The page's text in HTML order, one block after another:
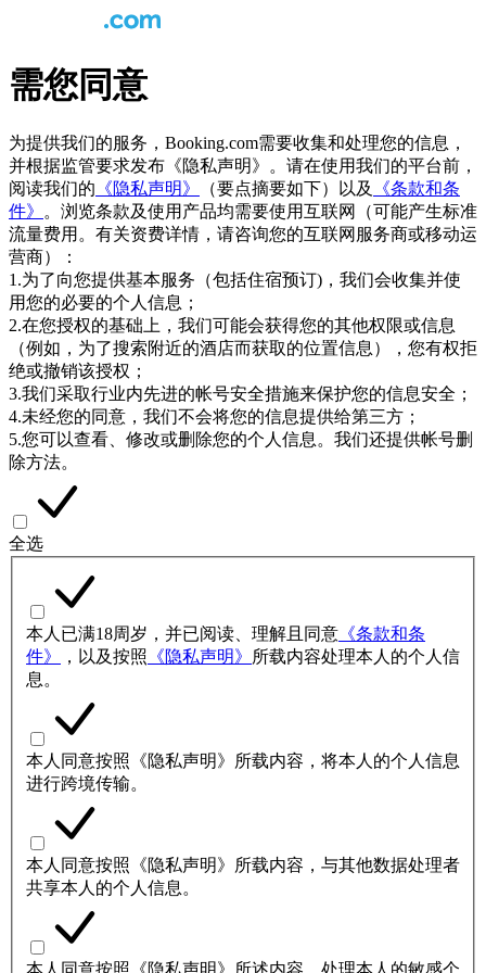
需您同意
为提供我们的服务，Booking.com需要收集和处理您的信息，
并根据监管要求发布《隐私声明》。请在使用我们的平台前，
阅读我们的 《隐私声明》 （要点摘要如下）以及
《条款和条
件》
。浏览条款及使用产品均需要使用互联网（可能产生标准
流量费用。有关资费详情，请咨询您的互联网服务商或移动运
营商）：
1.为了向您提供基本服务（包括住宿预订)，我们会收集并使
用您的必要的个人信息；
2.在您授权的基础上，我们可能会获得您的其他权限或信息
（例如，为了搜索附近的酒店而获取的位置信息），您有权拒
绝或撤销该授权；
3.我们采取行业内先进的帐号安全措施来保护您的信息安全；
4.未经您的同意，我们不会将您的信息提供给第三方；
5.您可以查看、修改或删除您的个人信息。我们还提供帐号删
除方法。
全选
本人已满18周岁，并已阅读、理解且同意 《条款和条
件》
，以及按照 《隐私声明》
所载内容处理本人的个人信
息。
本人同意按照《隐私声明》所载内容，将本人的个人信息
进行跨境传输。
本人同意按照《隐私声明》所载内容，与其他数据处理者
共享本人的个人信息。
本人同意按照《隐私声明》所述内容，处理本人的敏感个